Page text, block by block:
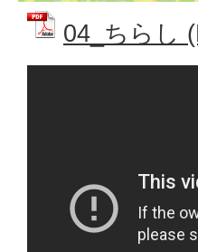
04_ちらし